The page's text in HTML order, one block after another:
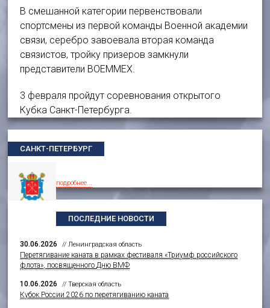
В смешанной категории первенствовали
спортсмены из первой команды Военной академии
связи, серебро завоевала вторая команда
связистов, тройку призеров замкнули
представители ВОЕММЕХ.
3 февраля пройдут соревнования открытого
Кубка Санкт-Петербурга.
САНКТ-ПЕТЕРБУРГ
подробнее...
ПОСЛЕДНИЕ НОВОСТИ
30.06.2026 // Ленинградская область
Перетягивание каната в рамках фестиваля «Триумф российского
флота», посвященного Дню ВМФ
10.06.2026 // Тверская область
Кубок России 2026 по перетягиванию каната